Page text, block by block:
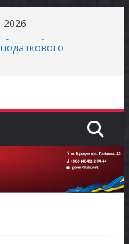
2026
сплату земельного
про обов’язкову
міської
війни та
громаді